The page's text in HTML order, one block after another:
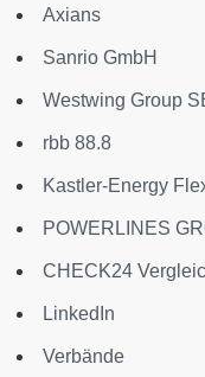
Axians
Sanrio GmbH
Westwing Group
rbb 88.8
Kastler-Energy
POWERLINES
CHECK24
LinkedIn
Verbände